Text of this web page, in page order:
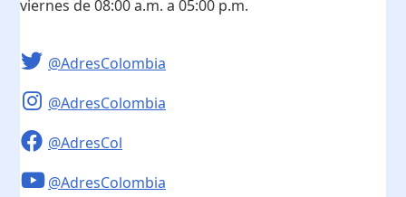
viernes de 08:00 a.m. a 05:00 p.m.
@AdresColombia
@AdresColombia
@AdresCol
@AdresColombia